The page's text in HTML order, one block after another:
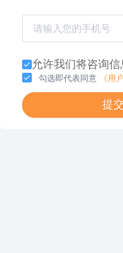
允许我们将咨询
勾选即代表同意 《用
提